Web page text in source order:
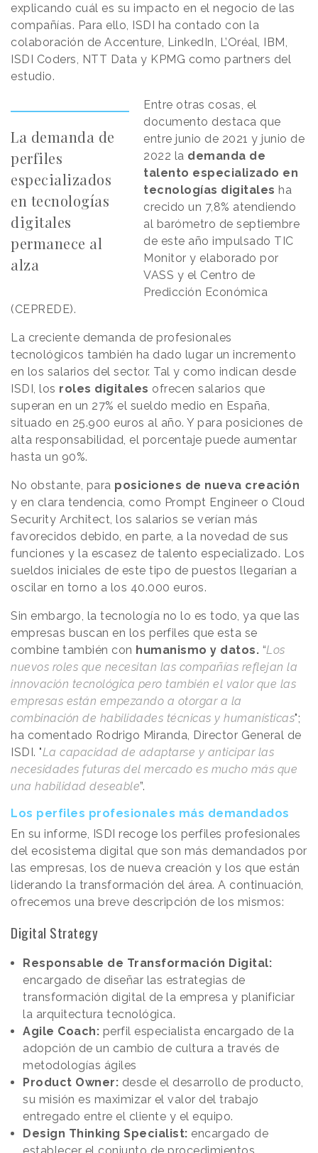
explicando cuál es su impacto en el negocio de las
compañías. Para ello, ISDI ha contado con la
colaboración de Accenture, LinkedIn, L’Oréal, IBM,
ISDI Coders, NTT Data y KPMG como partners del
estudio.
La demanda de
perfiles
especializados
en tecnologías
digitales
permanece al
alza
Entre otras cosas, el
documento destaca que
entre junio de 2021 y junio de
2022 la demanda de
talento especializado en
tecnologías digitales ha
crecido un 7,8% atendiendo
al barómetro de septiembre
de este año impulsado TIC
Monitor y elaborado por
VASS y el Centro de
Predicción Económica
(CEPREDE).
La creciente demanda de profesionales
tecnológicos también ha dado lugar un incremento
en los salarios del sector. Tal y como indican desde
ISDI, los roles digitales ofrecen salarios que
superan en un 27% el sueldo medio en España,
situado en 25.900 euros al año. Y para posiciones de
alta responsabilidad, el porcentaje puede aumentar
hasta un 90%.
No obstante, para posiciones de nueva creación
y en clara tendencia, como Prompt Engineer o Cloud
Security Architect, los salarios se verían más
favorecidos debido, en parte, a la novedad de sus
funciones y la escasez de talento especializado. Los
sueldos iniciales de este tipo de puestos llegarían a
oscilar en torno a los 40.000 euros.
Sin embargo, la tecnología no lo es todo, ya que las
empresas buscan en los perfiles que esta se
combine también con humanismo y datos. “Los
nuevos roles que necesitan las compañías reflejan la
innovación tecnológica pero también el valor que las
empresas están empezando a otorgar a la
combinación de habilidades técnicas y humanísticas";
ha comentado Rodrigo Miranda, Director General de
ISDI. "La capacidad de adaptarse y anticipar las
necesidades futuras del mercado es mucho más que
una habilidad deseable”.
Los perfiles profesionales más demandados
En su informe, ISDI recoge los perfiles profesionales
del ecosistema digital que son más demandados por
las empresas, los de nueva creación y los que están
liderando la transformación del área. A continuación,
ofrecemos una breve descripción de los mismos:
Digital Strategy
Responsable de Transformación Digital:
encargado de diseñar las estrategias de
transformación digital de la empresa y planificiar
la arquitectura tecnológica.
Agile Coach: perfil especialista encargado de la
adopción de un cambio de cultura a través de
metodologías ágiles
Product Owner: desde el desarrollo de producto,
su misión es maximizar el valor del trabajo
entregado entre el cliente y el equipo.
Design Thinking Specialist: encargado de
establecer el conjunto de procedimientos